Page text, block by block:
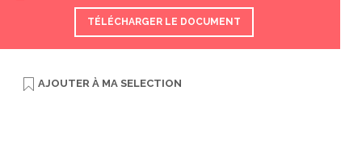
TÉLÉCHARGER LE DOCUMENT
AJOUTER À MA SELECTION